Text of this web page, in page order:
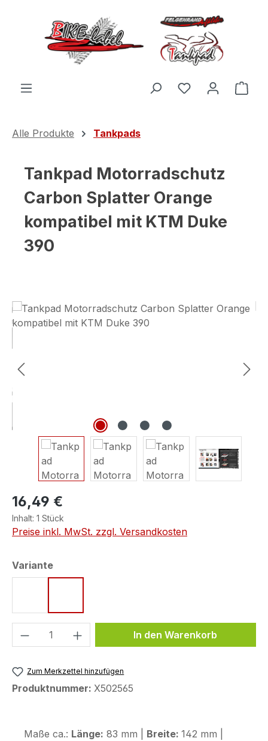
Zum Hauptinhalt springen
Du hast 0
Alle Produkte Tankpads
Tankpad Motorradschutz
Carbon Splatter Orange
kompatibel mit KTM Duke
390
Bildergalerie überspringen
16,49 €
Inhalt: 1 Stück
Preise inkl. MwSt. zzgl. Versandkosten
Varianteauswählen
Produkt Anzahl: Gib denIn den Warenkorb
Zum Merkzettel hinzufügen
Produktnummer: X502565
Maße ca.: Länge: 83 mm | Breite: 142 mm |